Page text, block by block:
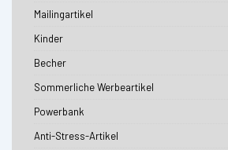
Mailingartikel
Kinder
Becher
Sommerliche Werbeartikel
Powerbank
Anti-Stress-Artikel